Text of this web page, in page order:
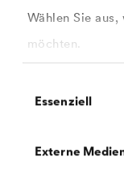
Wählen Sie
möchten.
Essenziell
Externe